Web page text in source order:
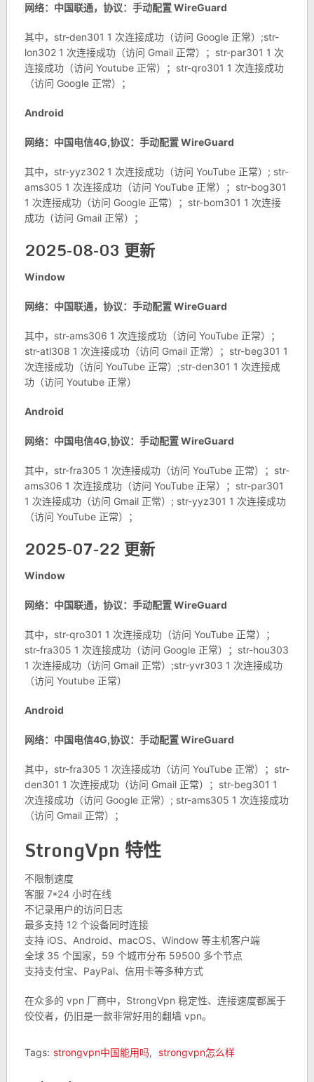
网络：中国联通，协议：手动配置 WireGuard
其中，str-den301 1 次连接成功（访问 Google 正常）;str-
lon302 1 次连接成功（访问 Gmail 正常）；str-par301 1 次
连接成功（访问 Youtube 正常）；str-qro301 1 次连接成功
（访问 Google 正常）；
Android
网络：中国电信4G,协议：手动配置 WireGuard
其中，str-yyz302 1 次连接成功（访问 YouTube 正常）; str-
ams305 1 次连接成功（访问 YouTube 正常）；str-bog301
1 次连接成功（访问 Google 正常）；str-bom301 1 次连接
成功（访问 Gmail 正常）；
2025-08-03 更新
Window
网络：中国联通，协议：手动配置 WireGuard
其中，str-ams306 1 次连接成功（访问 YouTube 正常）；
str-atl308 1 次连接成功（访问 Gmail 正常）；str-beg301 1
次连接成功（访问 YouTube 正常）;str-den301 1 次连接成
功（访问 Youtube 正常）
Android
网络：中国电信4G,协议：手动配置 WireGuard
其中，str-fra305 1 次连接成功（访问 YouTube 正常）；str-
ams306 1 次连接成功（访问 YouTube 正常）；str-par301
1 次连接成功（访问 Gmail 正常）; str-yyz301 1 次连接成功
（访问 YouTube 正常）；
2025-07-22 更新
Window
网络：中国联通，协议：手动配置 WireGuard
其中，str-qro301 1 次连接成功（访问 YouTube 正常）；
str-fra305 1 次连接成功（访问 Google 正常）；str-hou303
1 次连接成功（访问 Gmail 正常）;str-yvr303 1 次连接成功
（访问 Youtube 正常）
Android
网络：中国电信4G,协议：手动配置 WireGuard
其中，str-fra305 1 次连接成功（访问 YouTube 正常）；str-
den301 1 次连接成功（访问 Gmail 正常）；str-beg301 1
次连接成功（访问 Google 正常）; str-ams305 1 次连接成功
（访问 Gmail 正常）；
StrongVpn 特性
不限制速度
客服 7*24 小时在线
不记录用户的访问日志
最多支持 12 个设备同时连接
支持 iOS、Android、macOS、Window 等主机客户端
全球 35 个国家，59 个城市分布 59500 多个节点
支持支付宝、PayPal、信用卡等多种方式
在众多的 vpn 厂商中，StrongVpn 稳定性、连接速度都属于
佼佼者，仍旧是一款非常好用的翻墙 vpn。
Tags: strongvpn中国能用吗, strongvpn怎么样